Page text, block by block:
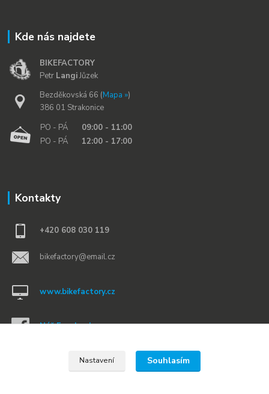
Kde nás najdete
BIKEFACTORY
Petr LangiJůzek
Bezděkovská 66 (Mapa »)
386 01 Strakonice
PO - PÁ
09:00 - 11:00
PO - PÁ
12:00 - 17:00
Kontakty
+420 608 030 119
bikefactory@email.cz
www.bikefactory.cz
Náš Facebook »
Nastavení Souhlasím